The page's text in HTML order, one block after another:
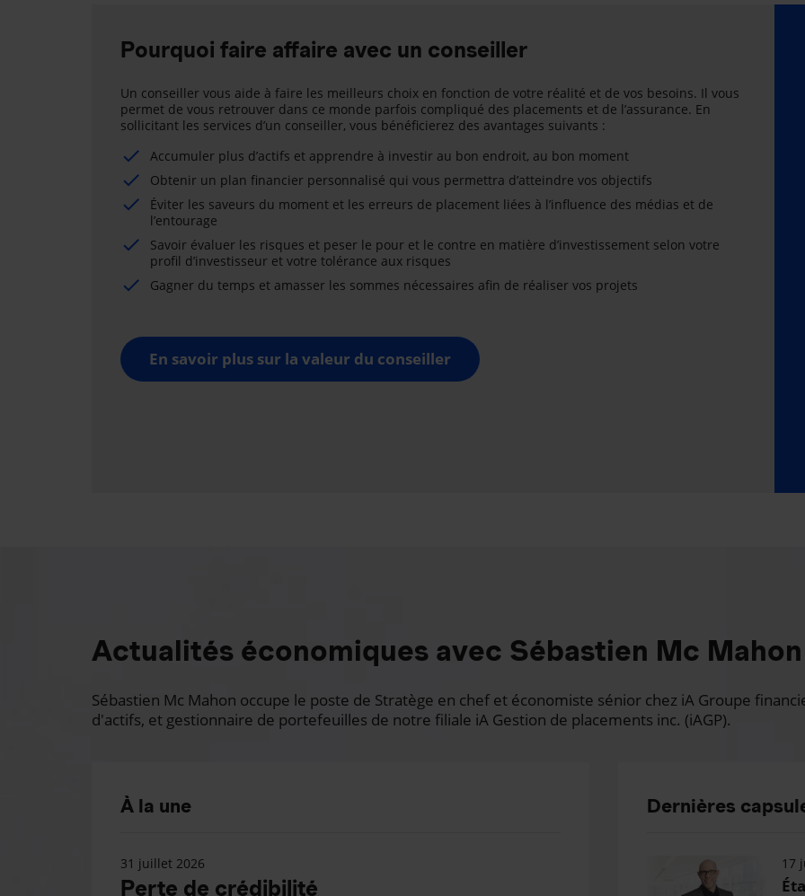
Pourquoi faire affaire avec un conseiller
Un conseiller vous aide à faire les meilleurs choix en fonction de votre réalité et de vos besoins. Il vous
permet de vous retrouver dans ce monde parfois compliqué des placements et de l’assurance. En
sollicitant les services d’un conseiller, vous bénéficierez des avantages suivants :
Accumuler plus d’actifs et apprendre à investir au bon endroit, au bon moment
Obtenir un plan financier personnalisé qui vous permettra d’atteindre vos objectifs
Éviter les saveurs du moment et les erreurs de placement liées à l’influence des médias et de
l’entourage
Savoir évaluer les risques et peser le pour et le contre en matière d’investissement selon votre
profil d’investisseur et votre tolérance aux risques
Gagner du temps et amasser les sommes nécessaires afin de réaliser vos projets
En savoir plus sur la valeur du conseiller
Actualités économiques avec Sébastien Mc Mahon
Sébastien Mc Mahon occupe le poste de Stratège en chef et économiste sénior chez iA Groupe
d'actifs, et gestionnaire de portefeuilles de notre filiale iA Gestion de placements inc. (iAGP).
À la une
31 juillet 2026
Perte de crédibilité
Dernières
17